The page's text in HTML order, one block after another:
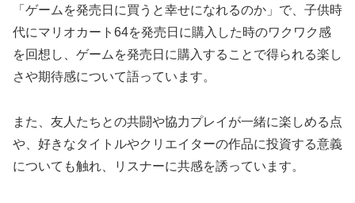
「ゲームを発売日に買うと幸せになれるのか」で、子供時
代にマリオカート64を発売日に購入した時のワクワク感
を回想し、ゲームを発売日に購入することで得られる楽し
さや期待感について語っています。
また、友人たちとの共闘や協力プレイが一緒に楽しめる点
や、好きなタイトルやクリエイターの作品に投資する意義
についても触れ、リスナーに共感を誘っています。